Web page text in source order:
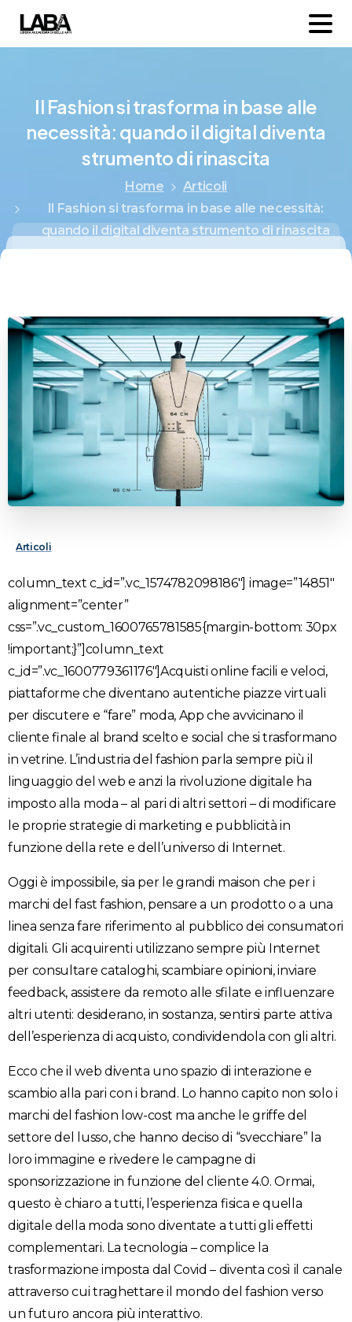
Il Fashionsitrasforma in base alle
necessità: quando ildigitaldiventa
strumentodi rinascita
Home
Articoli
Il Fashion si trasforma in base alle necessità:
quando il digital diventa strumento di rinascita
Articoli
column_text c_id=”.vc_1574782098186″] image=”14851″
alignment=”center”
css=”.vc_custom_1600765781585{margin-bottom: 30px
!important;}”]column_text
c_id=”.vc_1600779361176″]Acquisti online facili e veloci,
piattaforme che diventano autentiche piazze virtuali
per discutere e “fare” moda, App che avvicinano il
cliente finale al brand scelto e social che si trasformano
in vetrine. L’industria del fashion parla sempre più il
linguaggio del web e anzi la rivoluzione digitale ha
imposto alla moda – al pari di altri settori – di modificare
le proprie strategie di marketing e pubblicità in
funzione della rete e dell’universo di Internet.
Oggi è impossibile, sia per le grandi maison che per i
marchi del fast fashion, pensare a un prodotto o a una
linea senza fare riferimento al pubblico dei consumatori
digitali. Gli acquirenti utilizzano sempre più Internet
per consultare cataloghi, scambiare opinioni, inviare
feedback, assistere da remoto alle sfilate e influenzare
altri utenti: desiderano, in sostanza, sentirsi parte attiva
dell’esperienza di acquisto, condividendola con gli altri.
Ecco che il web diventa uno spazio di interazione e
scambio alla pari con i brand. Lo hanno capito non solo i
marchi del fashion low-cost ma anche le griffe del
settore del lusso, che hanno deciso di “svecchiare” la
loro immagine e rivedere le campagne di
sponsorizzazione in funzione del cliente 4.0. Ormai,
questo è chiaro a tutti, l’esperienza fisica e quella
digitale della moda sono diventate a tutti gli effetti
complementari. La tecnologia – complice la
trasformazione imposta dal Covid – diventa così il canale
attraverso cui traghettare il mondo del fashion verso
un futuro ancora più interattivo.